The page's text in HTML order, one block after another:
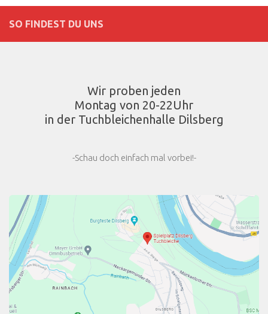
SO FINDEST DU UNS
Wir proben jeden
Montag von 20-22Uhr
in der Tuchbleichenhalle Dilsberg
-Schau doch einfach mal vorbei!-